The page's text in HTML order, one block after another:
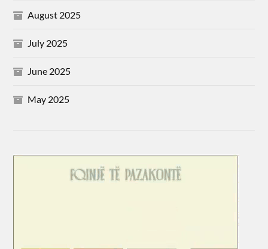
August 2025
July 2025
June 2025
May 2025